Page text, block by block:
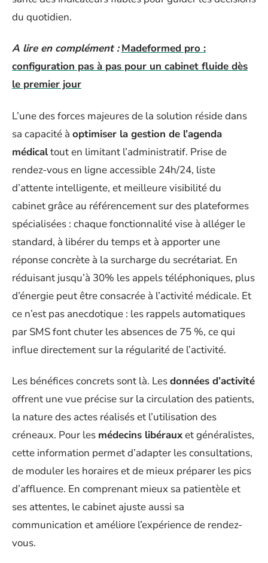
du quotidien.
A lire en complément : Madeformed pro :
configuration pas à pas pour un cabinet fluide dès
le premier jour
L’une des forces majeures de la solution réside dans
sa capacité à optimiser la gestion de l’agenda
médicaltout en limitant l’administratif. Prise de
rendez-vous en ligne accessible 24h/24, liste
d’attente intelligente, et meilleure visibilité du
cabinet grâce au référencement sur des plateformes
spécialisées : chaque fonctionnalité vise à alléger le
standard, à libérer du temps et à apporter une
réponse concrète à la surcharge du secrétariat. En
réduisant jusqu’à 30% les appels téléphoniques, plus
d’énergie peut être consacrée à l’activité médicale. Et
ce n’est pas anecdotique : les rappels automatiques
par SMS font chuter les absences de 75 %, ce qui
influe directement sur la régularité de l’activité.
Les bénéfices concrets sont là. Lesdonnées d’activité
offrent une vue précise sur la circulation des patients,
la nature des actes réalisés et l’utilisation des
créneaux. Pour les médecins libérauxet généralistes,
cette information permet d’adapter les consultations,
de moduler les horaires et de mieux préparer les pics
d’affluence. En comprenant mieux sa patientèle et
ses attentes, le cabinet ajuste aussi sa
communication et améliore l’expérience de rendez-
vous.